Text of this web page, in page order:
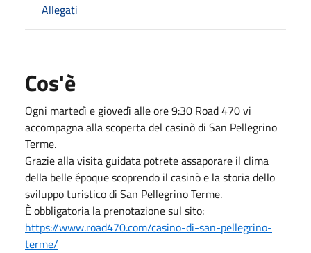
Allegati
Cos'è
Ogni martedì e giovedì alle ore 9:30 Road 470 vi
accompagna alla scoperta del casinò di San Pellegrino
Terme.
Grazie alla visita guidata potrete assaporare il clima
della belle époque scoprendo il casinò e la storia dello
sviluppo turistico di San Pellegrino Terme.
È obbligatoria la prenotazione sul sito:
https://www.road470.com/casino-di-san-pellegrino-
terme/